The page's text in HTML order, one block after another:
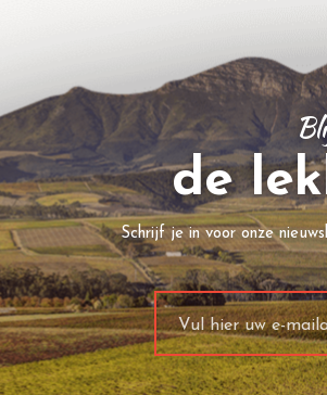
de
Schrijf je in voor onze